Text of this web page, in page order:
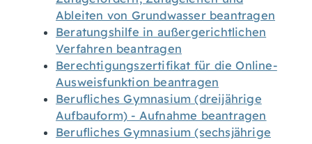
Ableiten von Grundwasser beantragen
Beratungshilfe in außergerichtlichen
Verfahren beantragen
Berechtigungszertifikat für die Online-
Ausweisfunktion beantragen
Berufliches Gymnasium (dreijährige
Aufbauform) - Aufnahme beantragen
Berufliches Gymnasium (sechsjährige